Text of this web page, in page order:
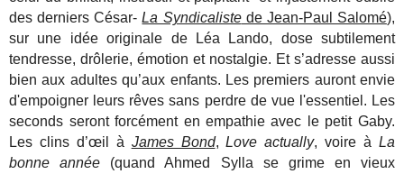
des derniers César-La Syndicalistede Jean-Paul Salomé),
sur une idée originale de Léa Lando, dose subtilement
tendresse, drôlerie, émotion et nostalgie. Et s’adresse aussi
bien aux adultes qu’aux enfants. Les premiers auront envie
d'empoigner leurs rêves sans perdre de vue l'essentiel. Les
seconds seront forcément en empathie avec le petit Gaby.
Les clins d’œil à James Bond,Love actually, voire à La
bonne année (quand Ahmed Sylla se grime en vieux